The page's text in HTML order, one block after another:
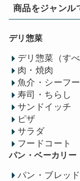
商品をジャンル
デリ惣菜
デリ惣菜（すべ
肉・焼肉
魚介・シーフ
寿司・ちらし
サンドイッチ
ピザ
サラダ
フードコート
パン・ベーカリー
パン・ブレッド